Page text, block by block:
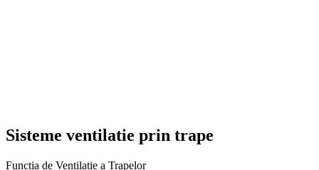
Sisteme ventilatie prin trape
Funcția de Ventilație a Trapelor